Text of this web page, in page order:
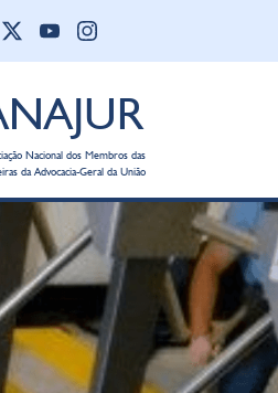
Nacional dos Membros das
da Advocacia-Geral da União